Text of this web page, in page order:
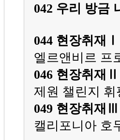
042 우리 방금
044 현장취재Ⅰ
엘르앤비르 프
046 현장취재Ⅱ
제원 챌린지
049 현장취재Ⅲ
캘리포니아 호